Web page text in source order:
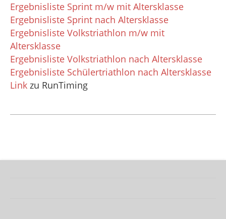
Ergebnisliste Sprint m/w mit Altersklasse
Ergebnisliste Sprint nach Altersklasse
Ergebnisliste Volkstriathlon m/w mit
Altersklasse
Ergebnisliste Volkstriathlon nach Altersklasse
Ergebnisliste Schülertriathlon nach Altersklasse
Link zu RunTiming